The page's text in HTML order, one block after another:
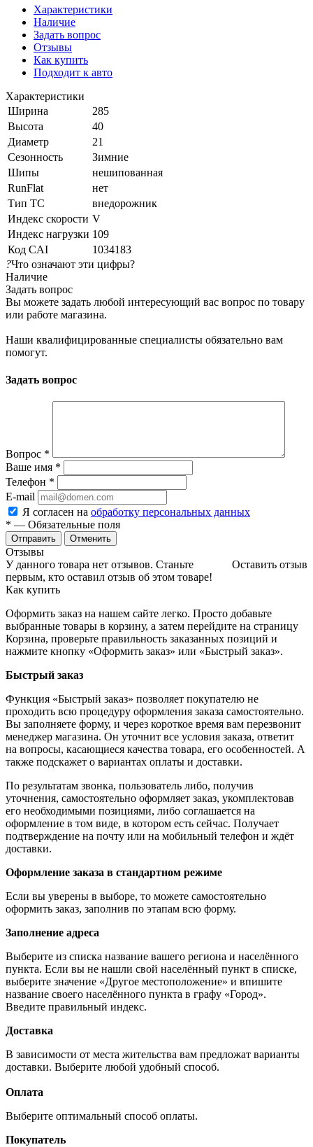
Характеристики
Наличие
Задать вопрос
Отзывы
Как купить
Подходит к авто
Характеристики
Ширина
285
Высота
40
Диаметр
21
Сезонность
Зимние
Шипы
нешипованная
RunFlat
нет
Тип ТС
внедорожник
Индекс скорости V
Индекс нагрузки 109
Код CAI
1034183
?Что означают эти цифры?
Наличие
Задать вопрос
Вы можете задать любой интересующий вас вопрос по товару
или работе магазина.
Наши квалифицированные специалисты обязательно вам
помогут.
Задать вопрос
Вопрос *
Ваше имя *
Телефон *
E-mail
Я согласен на обработку персональных данных
* — Обязательные поля
Отменить
Отзывы
Оставить отзыв
У данного товара нет отзывов. Станьте
первым, кто оставил отзыв об этом товаре!
Как купить
Оформить заказ на нашем сайте легко. Просто добавьте
выбранные товары в корзину, а затем перейдите на страницу
Корзина, проверьте правильность заказанных позиций и
нажмите кнопку «Оформить заказ» или «Быстрый заказ».
Быстрый заказ
Функция «Быстрый заказ» позволяет покупателю не
проходить всю процедуру оформления заказа самостоятельно.
Вы заполняете форму, и через короткое время вам перезвонит
менеджер магазина. Он уточнит все условия заказа, ответит
на вопросы, касающиеся качества товара, его особенностей. А
также подскажет о вариантах оплаты и доставки.
По результатам звонка, пользователь либо, получив
уточнения, самостоятельно оформляет заказ, укомплектовав
его необходимыми позициями, либо соглашается на
оформление в том виде, в котором есть сейчас. Получает
подтверждение на почту или на мобильный телефон и ждёт
доставки.
Оформление заказа в стандартном режиме
Если вы уверены в выборе, то можете самостоятельно
оформить заказ, заполнив по этапам всю форму.
Заполнение адреса
Выберите из списка название вашего региона и населённого
пункта. Если вы не нашли свой населённый пункт в списке,
выберите значение «Другое местоположение» и впишите
название своего населённого пункта в графу «Город».
Введите правильный индекс.
Доставка
В зависимости от места жительства вам предложат варианты
доставки. Выберите любой удобный способ.
Оплата
Выберите оптимальный способ оплаты.
Покупатель